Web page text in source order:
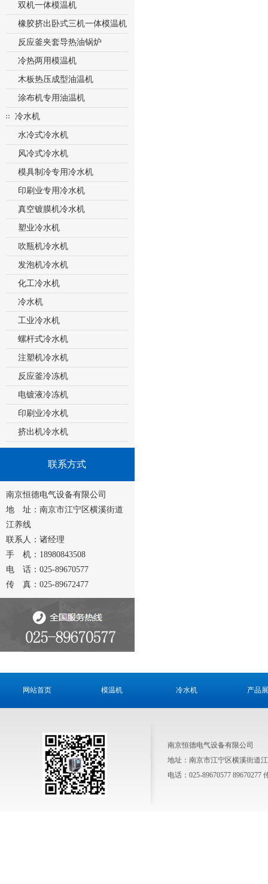
双机一体模温机
橡胶挤出卧式三机一体模温机
反应釜夹套导热油锅炉
冷热两用模温机
木板热压成型油温机
涂布机专用油温机
冷水机
水冷式冷水机
风冷式冷水机
模具制冷专用冷水机
印刷业专用冷水机
真空镀膜机冷水机
塑业冷水机
吹瓶机冷水机
发泡机冷水机
化工冷水机
冷水机
工业冷水机
螺杆式冷水机
注塑机冷水机
反应釜冷冻机
电镀液冷冻机
印刷业冷水机
挤出机冷水机
联系方式
南京恒德电气设备有限公司
地 址：南京市江宁区横溪街道
江养线
联系人：诸经理
手 机：18980843508
电 话：025-89670577
传 真：025-89672477
网站首页 模温机 冷水机 产品
南京恒德电气设备有限公司
地址：南京市江宁区横溪街道
电话：025-89670577 89670277